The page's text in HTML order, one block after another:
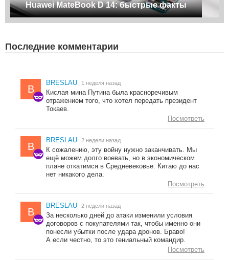
Huawei MateBook D 14: быстрые факты
Последние комментарии
B
BRESLAU 1 неделя назад
Кислая мина Путина была красноречивым
отражением того, что хотел передать президент
Токаев.
Посмотреть
B
BRESLAU 2 недели назад
К сожалению, эту войну нужно заканчивать. Мы
ещё можем долго воевать, но в экономическом
плане откатимся в Средневековье. Китаю до нас
нет никакого дела.
Посмотреть
B
BRESLAU 2 недели назад
За несколько дней до атаки изменили условия
договоров с покупателями так, чтобы именно они
понесли убытки после удара дронов. Браво!
А если честно, то это гениальный командир.
Посмотреть